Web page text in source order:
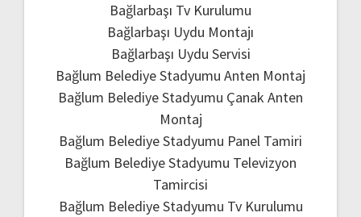
Bağlarbaşı Tv Kurulumu
Bağlarbaşı Uydu Montajı
Bağlarbaşı Uydu Servisi
Bağlum Belediye Stadyumu Anten Montaj
Bağlum Belediye Stadyumu Çanak Anten
Montaj
Bağlum Belediye Stadyumu Panel Tamiri
Bağlum Belediye Stadyumu Televizyon
Tamircisi
Bağlum Belediye Stadyumu Tv Kurulumu